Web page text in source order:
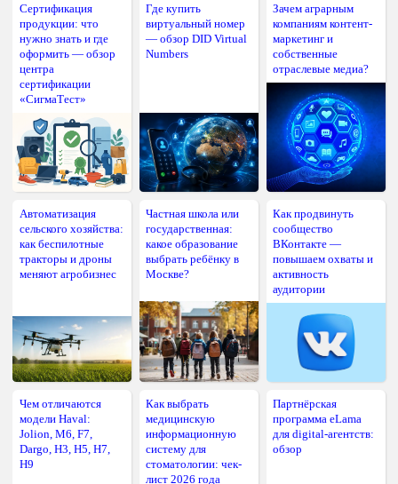
Сертификация
продукции: что
нужно знать и где
оформить — обзор
центра
сертификации
«СигмаТест»
Где купить
виртуальный номер
— обзор DID Virtual
Numbers
Зачем аграрным
компаниям контент-
маркетинг и
собственные
отраслевые медиа?
Автоматизация
сельского хозяйства:
как беспилотные
тракторы и дроны
меняют агробизнес
Частная школа или
государственная:
какое образование
выбрать ребёнку в
Москве?
Как продвинуть
сообщество
ВКонтакте —
повышаем охваты и
активность
аудитории
Чем отличаются
модели Haval:
Jolion, M6, F7,
Dargo, H3, H5, H7,
H9
Как выбрать
медицинскую
информационную
систему для
стоматологии: чек-
лист 2026 года
Партнёрская
программа eLama
для digital-агентств:
обзор